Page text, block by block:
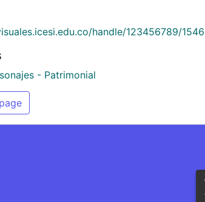
handle/123456789/
- Patrimonial